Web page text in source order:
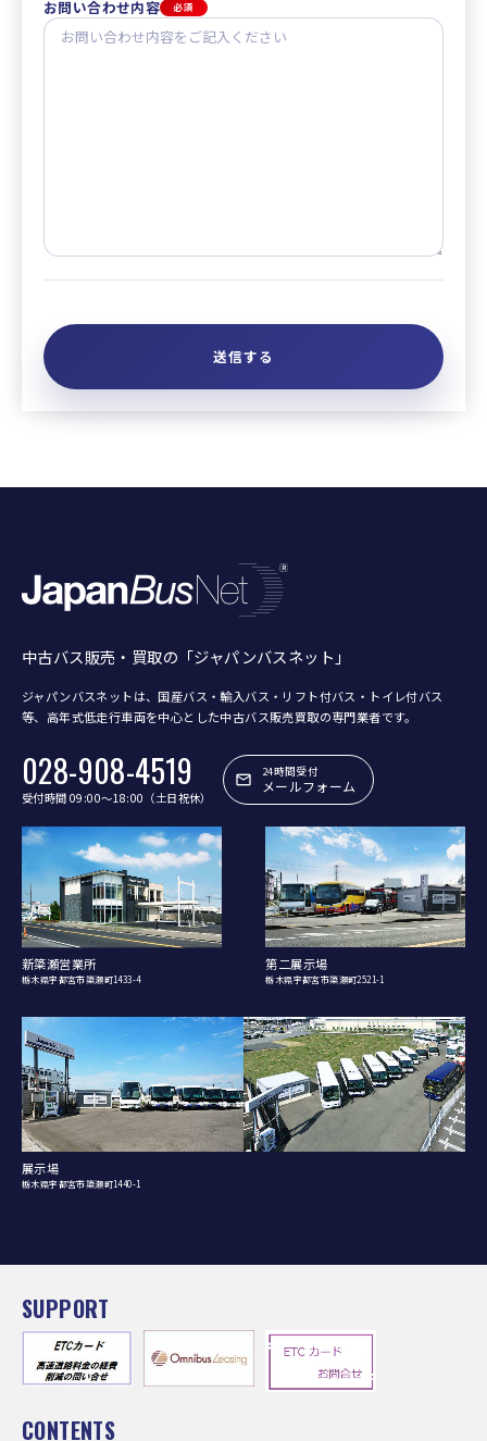
お問い合わせ内容 必須
中古バス販売・買取の「ジャパンバスネット」
ジャパンバスネットは、国産バス・輸入バス・リフト付バス・トイレ付バス
等、 高年式低走行車両を中心とした中古バス販売買取の専門業者です。
028-908-4519
受付時間 09:00〜18:00（土日祝休）
24時間受付
メールフォーム
新簗瀬営業所
栃木県宇都宮市簗瀬町1433-4
第二展示場
栃木県宇都宮市簗瀬町2521-1
展示場
栃木県宇都宮市簗瀬町1440-1
SUPPORT
CONTENTS